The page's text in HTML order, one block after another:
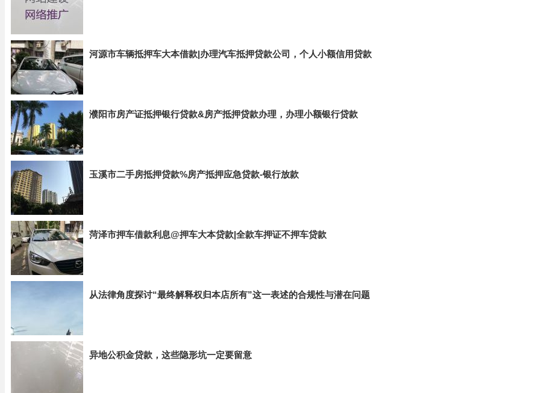
河源市车辆抵押车大本借款|办理汽车抵押贷款公司，个人小额信用贷款
濮阳市房产证抵押银行贷款&房产抵押贷款办理，办理小额银行贷款
玉溪市二手房抵押贷款%房产抵押应急贷款-银行放款
菏泽市押车借款利息@押车大本贷款|全款车押证不押车贷款
从法律角度探讨“最终解释权归本店所有”这一表述的合规性与潜在问题
异地公积金贷款，这些隐形坑一定要留意